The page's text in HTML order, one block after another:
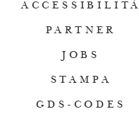
ACCESSIBILITÀ
PARTNER
JOBS
STAMPA
GDS-CODES